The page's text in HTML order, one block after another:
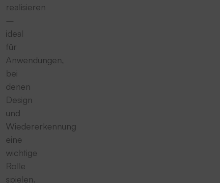
realisieren
–
ideal
für
Anwendungen,
bei
denen
Design
und
Wiedererkennung
eine
wichtige
Rolle
spielen.